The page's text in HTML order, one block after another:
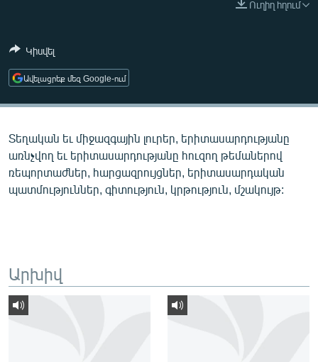
ՄԵԿՆԱԲԱՆՈՒԹՅՈՒՆ
ԿՈՐՈՆԱՎԻՐՈՒՍ
ԱՐԽԻՎ
ՏԵՍԱՆՅՈՒԹԵՐ
ՓՈԴՔԱՍԹ
Հայերեն
Ուղիղ հղում
Կիսվել
Ավելացրեք մեզ Google-ում
Տեղական եւ միջազգային լուրեր, երիտասարդությանը
առնչվող եւ երիտասարդությանը հուզող թեմաներով
ռեպորտաժներ, հարցազրույցներ, երիտասարդական
պատմություններ, գիտություն, կրթություն, մշակույթ:
Արխիվ